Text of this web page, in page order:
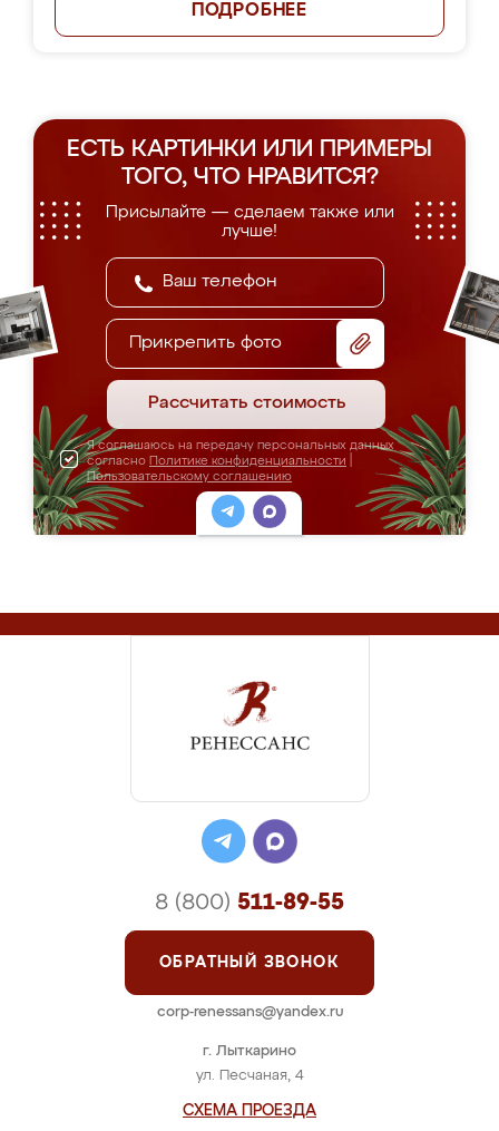
ПОДРОБНЕЕ
ЕСТЬ КАРТИНКИ ИЛИ ПРИМЕРЫ
ТОГО, ЧТО НРАВИТСЯ?
Присылайте — сделаем также или
лучше!
Прикрепить фото
Рассчитать стоимость
Я соглашаюсь на передачу персональных данных
согласно Политике конфиденциальности
Пользовательскому соглашению
г. Лыткарино
ул. Песчаная, 4
СХЕМА ПРОЕЗДА
8 (800) 511-89-55
ОБРАТНЫЙ ЗВОНОК
corp-renessans@yandex.ru